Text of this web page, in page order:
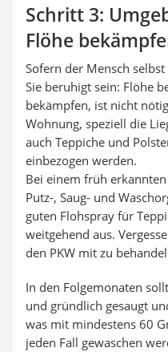
Schritt 3:
Flöhe
Sofern der Mensch
Sie beruhigt sein: Flöhe
bekämpfen, ist nicht
Wohnung, speziell die
auch Teppiche und
einbezogen werden.
Bei einem früh
Putz-, Saug- und
guten Flohspray für
weitgehend aus.
den PKW mit zu
In den Folgemonaten
und gründlich gesaugt
was mit mindestens 60
jeden Fall gewaschen